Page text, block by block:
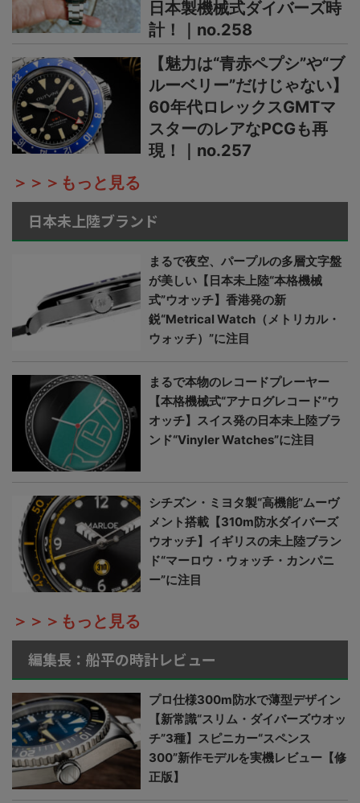
日本製機械式ダイバーズ時
計！｜no.258
【魅力は“青赤ペプシ”や“ブ
ルーベリー”だけじゃない】
60年代ロレックスGMTマ
スターのレアなPCGも再
現！｜no.257
＞＞＞もっと見る
日本未上陸ブランド
まるで夜空、パープルの多層文字盤
が美しい【日本未上陸“本格機械
式”ウオッチ】香港発の新
鋭“Metrical Watch（メトリカル・
ウォッチ）”に注目
まるで本物のレコードプレーヤー
【本格機械式“アナログレコード”ウ
オッチ】スイス発の日本未上陸ブラ
ンド“Vinyler Watches”に注目
シチズン・ミヨタ製“高機能”ムーヴ
メント搭載【310m防水ダイバーズ
ウオッチ】イギリスの未上陸ブラン
ド“マーロウ・ウォッチ・カンパニ
ー”に注目
＞＞＞もっと見る
編集長：船平の時計レビュー
プロ仕様300m防水で薄型デザイン
【新常識“スリム・ダイバーズウオッ
チ”3種】スピニカー“スペンス
300”新作モデルを実機レビュー【修
正版】